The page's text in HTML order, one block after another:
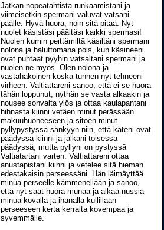
Jatkan nopeatahtista runkaamistani ja
viimeisetkin spermani valuvat vatsani
päälle. Hyvä huora, noin sitä pitää. Nyt
nuolet käsistäsi päältäsi kaikki spermasi!
Nuolen kumin peittämiltä käsiltäni spermani
nolona ja haluttomana pois, kun käsineeni
ovat puhtaat pyyhin vatsaltani spermani ja
nuolen ne myös. Olen nolona ja
vastahakoinen koska tunnen nyt tehneeni
virheen. Valtiattareni sanoo, että ei se huora
tähän loppunut, nythän se vasta alkaakin ja
nousee sohvalta ylös ja ottaa kaulapantani
hihnasta kiinni vetäen minut perässään
makuuhuoneeseen ja sitoen minut
pyllypystyssä sänkyyn niin, että käteni ovat
päädyssä kiinni ja jalkani toisessa
päädyssä, mutta pyllyni on pystyssä
Valtiatartani varten. Valtiattareni ottaa
anustapistani kiinni ja vetelee sitä hieman
edestakaisin perseessäni. Hän läimäyttää
minua perseelle kämmenellään ja sanoo,
että nyt saat huora munaa ja alkaa nussia
minua kovalla ja ihanalla kullillaan
perseeseen kerta kerralta kovempaa ja
syvemmälle.